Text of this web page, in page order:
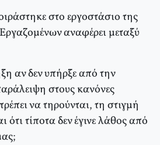
στο εργοστάσιο της
αναφέρει μεταξύ
αν δεν υπήρξε από την
στους κανόνες
να τηρούνται, τη στιγμή
ότι τίποτα δεν έγινε λάθος από